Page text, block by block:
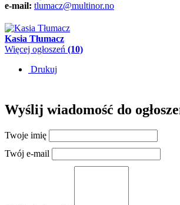
e-mail: tlumacz@multinor.no
Kasia Tłumacz
Więcej ogłoszeń (10)
Drukuj
Wyślij wiadomość do
Twoje imię
Twój e-mail